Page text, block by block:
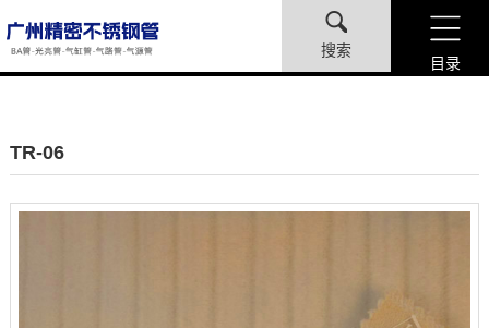
搜索
目录
TR-06